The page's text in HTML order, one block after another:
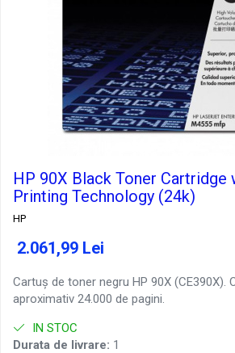
HP 90X Black Toner Cartridge
Printing Technology (24k)
HP
2.061,99 Lei
Cartuș de toner negru HP 90X (CE390X).
aproximativ 24.000 de pagini.
IN STOC
Durata de livrare: 1